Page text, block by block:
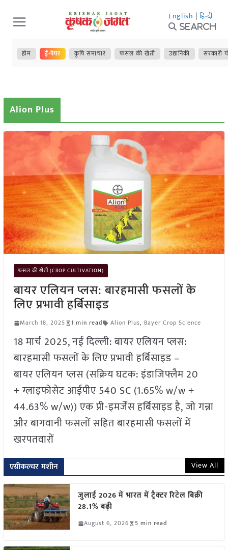
Skip
to
content
English | हिन्दी
Search
होम ई-पेपर कृषि समाचार फसल की खेती उद्यानिकी सरकारी
Alion Plus
फसल की खेती (CROP CULTIVATION)
बायर एलियन प्लस: बारहमासी फसलों के
लिए प्रभावी हर्बिसाइड
March 18, 2025 1 min read Alion Plus, Bayer Crop Science
18 मार्च 2025, नई दिल्ली: बायर एलियन प्लस:
बारहमासी फसलों के लिए प्रभावी हर्बिसाइड –
बायर एलियन प्लस (सक्रिय घटक: इंडाजिफ्लैम 20
+ ग्लाइफोसेट आईपीए 540 SC (1.65% w/w +
44.63% w/w)) एक प्री-इमर्जेंस हर्बिसाइड है, जो गन्ना
और बागवानी फसलों सहित बारहमासी फसलों में
खरपतवारों
एग्रीकल्चर मशीन View All
जुलाई 2026 में भारत में ट्रैक्टर रिटेल बिक्री
28.1% बढ़ी
August 6, 2026 5 min read